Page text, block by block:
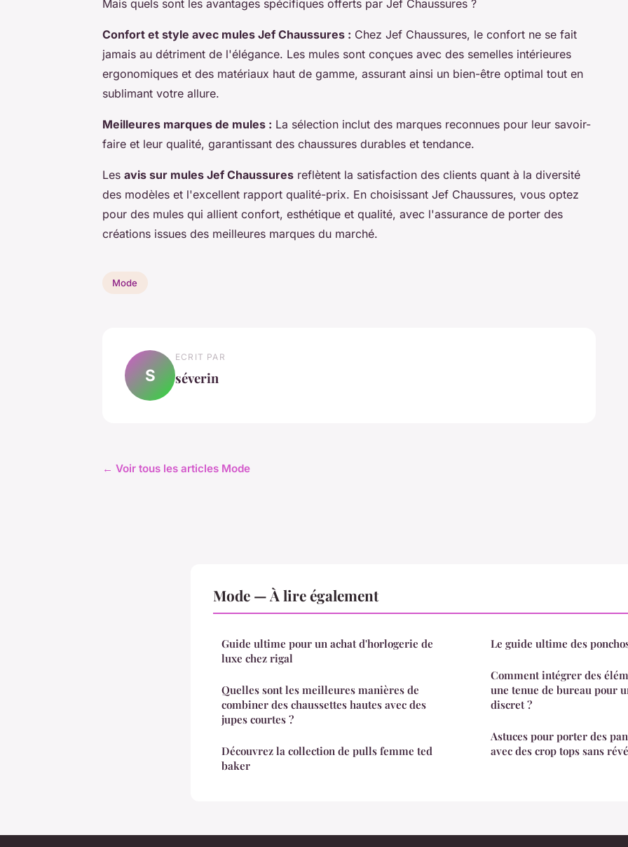
Mais quels sont les avantages spécifiques offerts par Jef Chaussures ?
Confort et style avec mules Jef Chaussures : Chez Jef Chaussures, le confort ne se fait
jamais au détriment de l'élégance. Les mules sont conçues avec des semelles intérieures
ergonomiques et des matériaux haut de gamme, assurant ainsi un bien-être optimal tout en
sublimant votre allure.
Meilleures marques de mules : La sélection inclut des marques reconnues pour leur savoir-
faire et leur qualité, garantissant des chaussures durables et tendance.
Les avis sur mules Jef Chaussures reflètent la satisfaction des clients quant à la diversité
des modèles et l'excellent rapport qualité-prix. En choisissant Jef Chaussures, vous optez
pour des mules qui allient confort, esthétique et qualité, avec l'assurance de porter des
créations issues des meilleures marques du marché.
Mode
S
ECRIT PAR
séverin
← Voir tous les articles Mode
Mode — À lire également
Guide ultime pour un achat d'horlogerie de
luxe chez rigal
Quelles sont les meilleures manières de
combiner des chaussettes hautes avec des
jupes courtes ?
Découvrez la collection de pulls femme ted
baker
Le guide ultime des
Comment intégrer des
une tenue de bureau pour
discret ?
Astuces pour porter des
avec des crop tops sans